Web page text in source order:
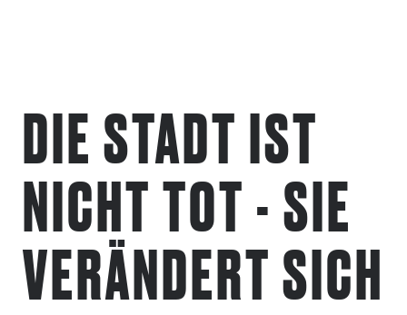
DIE STADT IST
NICHT TOT - SIE
VERÄNDERT SICH